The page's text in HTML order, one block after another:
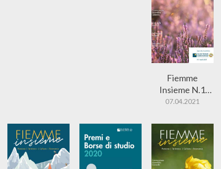
Fiemme
Insieme N.1
2021
07.04.2021